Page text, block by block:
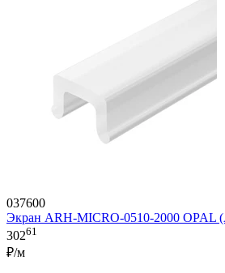
037600
Экран ARH-MICRO-0510-2000 OPAL
30261
₽/м